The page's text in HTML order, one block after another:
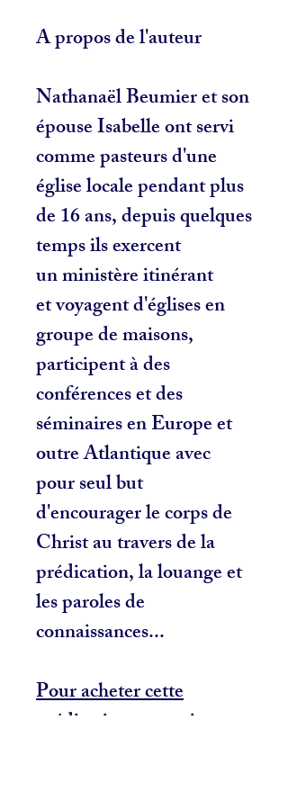
A propos de l'auteur
Nathanaël Beumier et son
épouse Isabelle ont servi
comme pasteurs d'une
église locale pendant plus
de 16 ans, depuis quelques
temps ils exercent
un ministère itinérant
et voyagent d'églises en
groupe de maisons,
participent à des
conférences et des
séminaires en Europe et
outre Atlantique avec
pour seul but
d'encourager le corps de
Christ au travers de la
prédication, la louange et
les paroles de
connaissances...
Pour acheter cette
prédication en version